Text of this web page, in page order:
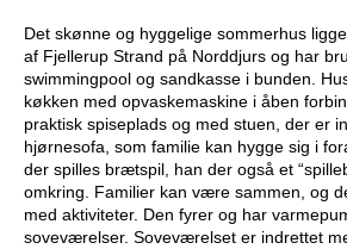
Det skønne og hyggelige sommerhus
af Fjellerup Strand på Norddjurs og har
swimmingpool og sandkasse i bunden.
køkken med opvaskemaskine i åben
praktisk spiseplads og med stuen, der er
hjørnesofa, som familie kan hygge sig i
der spilles brætspil, han der også et
omkring. Familier kan være sammen, og
med aktiviteter. Den fyrer og har
soveværelser. Soveværelset er indrettet